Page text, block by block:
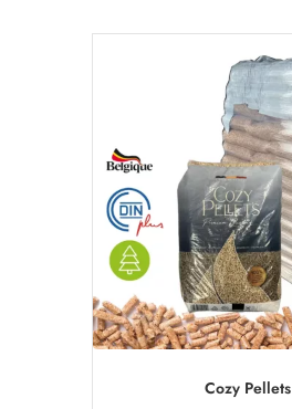
Cozy Pellets